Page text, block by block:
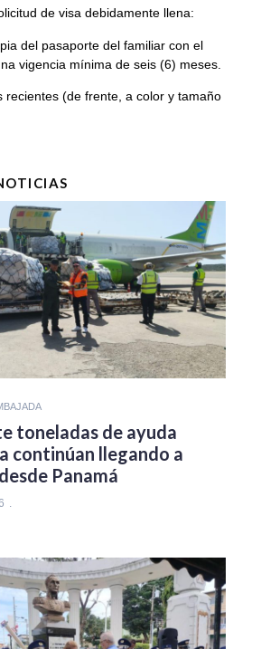
de visa debidamente llena:
del pasaporte del familiar con el
vigencia mínima de seis (6) meses.
recientes (de frente, a color y tamaño
toneladas de ayuda
continúan llegando a
Panamá